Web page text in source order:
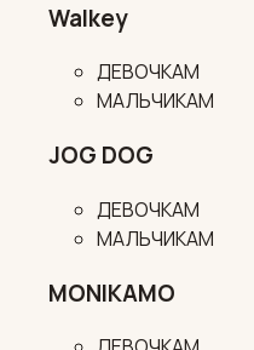
Walkey
ДЕВОЧКАМ
МАЛЬЧИКАМ
JOG DOG
ДЕВОЧКАМ
МАЛЬЧИКАМ
MONIKAMO